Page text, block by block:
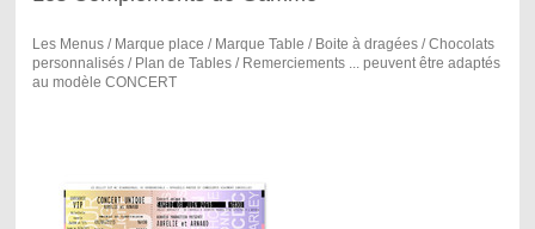
Les Menus / Marque place / Marque Table / Boite à dragées / Chocolats
personnalisés / Plan de Tables / Remerciements ... peuvent être adaptés
au modèle CONCERT